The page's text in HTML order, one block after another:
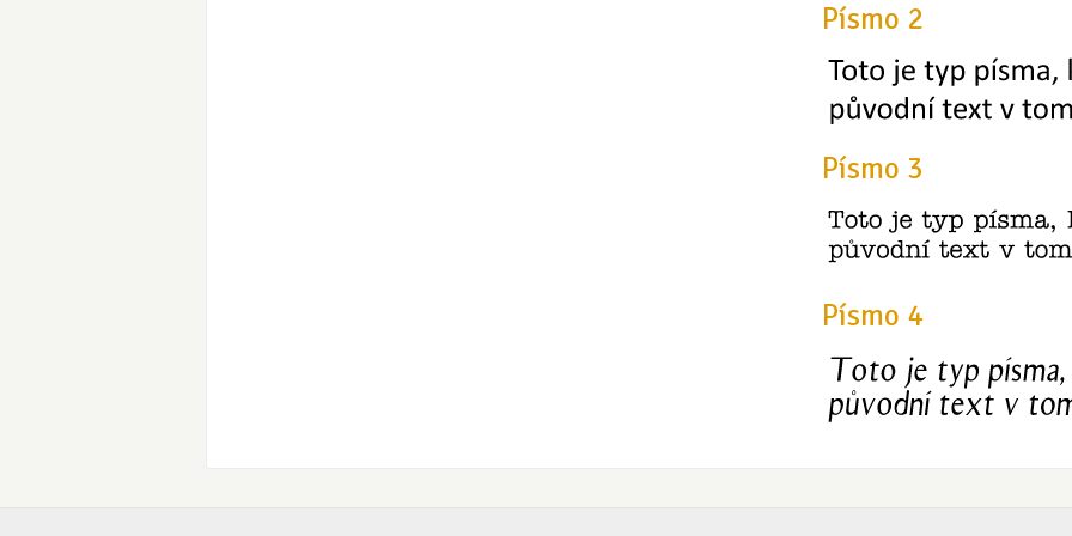
Písmo 2
Písmo 3
Písmo 4